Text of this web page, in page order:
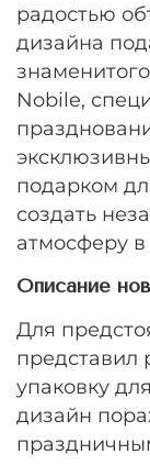
радостью
дизайна
Nobile,
подарком
создать
атмосферу
Описание
Для
упаковку
дизайн